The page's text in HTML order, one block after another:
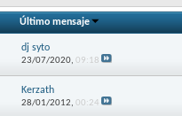
Último mensaje
dj syto
23/07/2020, 09:18
Kerzath
28/01/2012, 00:24